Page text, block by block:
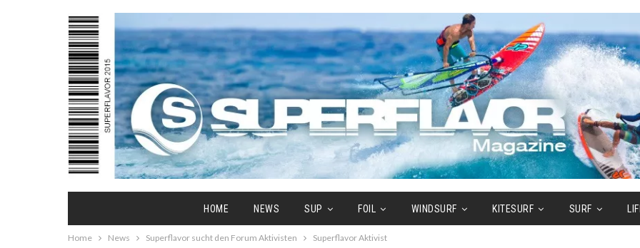
HOME NEWS SUP FOIL WINDSURF KITESURF SURF
Home News Superflavor sucht den Forum Aktivisten Superflavor Aktivist